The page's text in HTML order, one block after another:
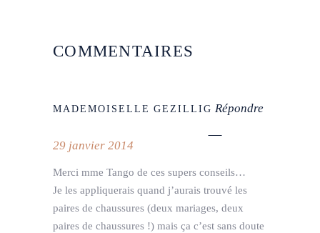
COMMENTAIRES
MADEMOISELLE GEZILLIG Répondre
29 janvier 2014
Merci mme Tango de ces supers conseils…
Je les appliquerais quand j’aurais trouvé les
paires de chaussures (deux mariages, deux
paires de chaussures !) mais ça c’est sans doute